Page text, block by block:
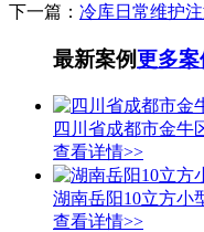
下一篇： 冷库日常维护
最新案例更多案
四川省成都市金牛
查看详情>>
湖南岳阳10立方小
查看详情>>